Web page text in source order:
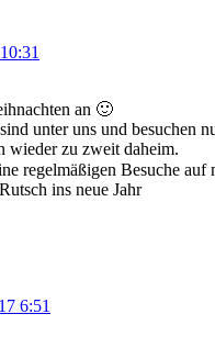
an 🙂
unter uns und besuchen
wieder zu zweit daheim.
regelmäßigen Besuche
ins neue Jahr
6:51